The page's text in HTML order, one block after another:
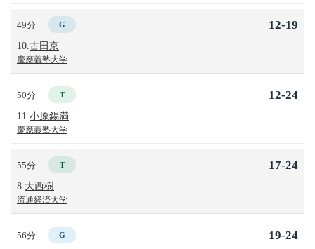
49分 G
10. 古田京
慶應義塾大学
12-19
50分 T
11. 小原錫満
慶應義塾大学
12-24
55分 T
8. 大西樹
流通経済大学
17-24
56分 G 19-24